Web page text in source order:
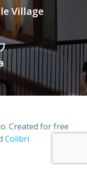
Village
Created for free
Colibri